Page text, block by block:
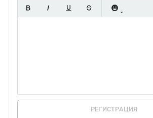
РЕГИСТРАЦИЯ